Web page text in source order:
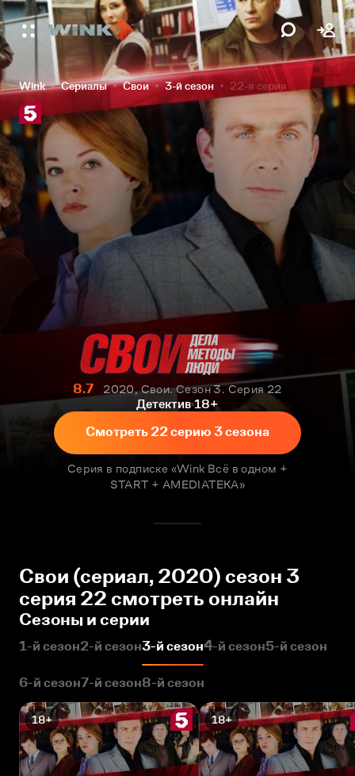
Wink Сериалы Свои 3-й сезон 22-я серия
8.7
2020, Свои. Сезон 3. Серия 22
Детектив 18+
Смотреть 22 серию 3 сезона
Серия в подписке «Wink Всё в одном +
START + AMEDIATEKA»
Свои (сериал, 2020) сезон 3
серия 22 смотреть онлайн
Сезоны и серии
1-й сезон2-й сезон3-й сезон4-й сезон5-й сезон
6-й сезон7-й сезон8-й сезон
18+ 18+